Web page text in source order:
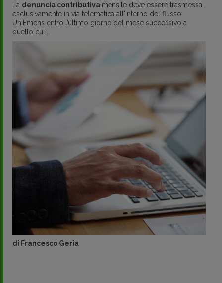
La denuncia contributiva mensile deve essere trasmessa,
esclusivamente in via telematica all'interno del flusso
UniEmens entro l’ultimo giorno del mese successivo a
quello cui ..
di Francesco Geria